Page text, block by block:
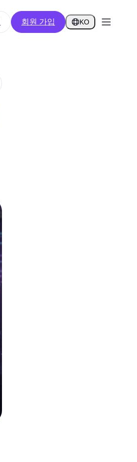
회원 가입 KO